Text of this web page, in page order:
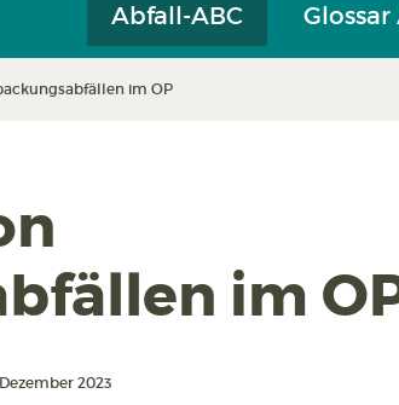
Abfall-ABC
im OP
im
2023